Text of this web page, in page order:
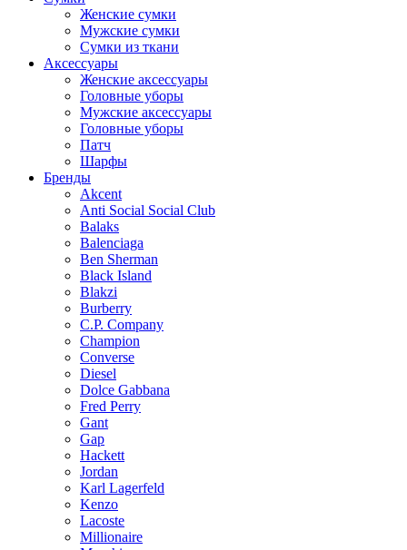
Женские сумки
Мужские сумки
Сумки из ткани
Аксессуары
Женские аксессуары
Головные уборы
Мужские аксессуары
Головные уборы
Патч
Шарфы
Бренды
Akcent
Anti Social Social Club
Balaks
Balenciaga
Ben Sherman
Black Island
Blakzi
Burberry
C.P. Company
Champion
Converse
Diesel
Dolce Gabbana
Fred Perry
Gant
Gap
Hackett
Jordan
Karl Lagerfeld
Kenzo
Lacoste
Millionaire